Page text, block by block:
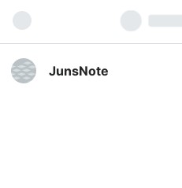
JunsNote